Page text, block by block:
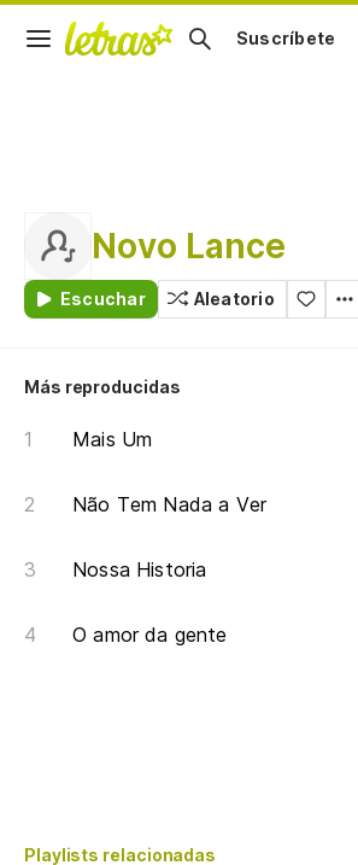
Suscríbete
Novo Lance
Escuchar Aleatorio
Más reproducidas
Mais Um
Não Tem Nada a Ver
Nossa Historia
O amor da gente
Playlists relacionadas